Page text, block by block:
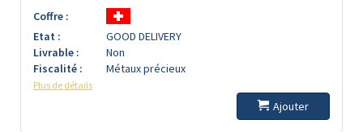
Coffre :
Etat :
GOOD DELIVERY
Livrable :
Non
Fiscalité :
Métaux précieux
Plus de détails
Ajouter